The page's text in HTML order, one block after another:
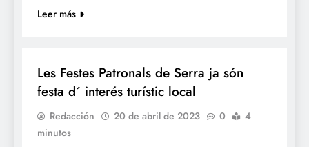
Leer más
Les Festes Patronals de Serra ja són
festa d´ interés turístic local
Redacción 20 de abril de 2023 0
4
minutos